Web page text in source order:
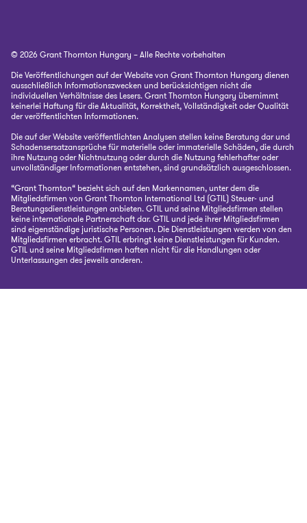
© 2026 Grant Thornton Hungary – Alle Rechte vorbehalten
Die Veröffentlichungen auf der Website von Grant Thornton Hungary dienen
ausschließlich Informationszwecken und berücksichtigen nicht die
individuellen Verhältnisse des Lesers. Grant Thornton Hungary übernimmt
keinerlei Haftung für die Aktualität, Korrektheit, Vollständigkeit oder Qualität
der veröffentlichten Informationen.
Die auf der Website veröffentlichten Analysen stellen keine Beratung dar und
Schadensersatzansprüche für materielle oder immaterielle Schäden, die durch
ihre Nutzung oder Nichtnutzung oder durch die Nutzung fehlerhafter oder
unvollständiger Informationen entstehen, sind grundsätzlich ausgeschlossen.
“Grant Thornton“ bezieht sich auf den Markennamen, unter dem die
Mitgliedsfirmen von Grant Thornton International Ltd (GTIL) Steuer- und
Beratungsdienstleistungen anbieten. GTIL und seine Mitgliedsfirmen stellen
keine internationale Partnerschaft dar. GTIL und jede ihrer Mitgliedsfirmen
sind eigenständige juristische Personen. Die Dienstleistungen werden von den
Mitgliedsfirmen erbracht. GTIL erbringt keine Dienstleistungen für Kunden.
GTIL und seine Mitgliedsfirmen haften nicht für die Handlungen oder
Unterlassungen des jeweils anderen.